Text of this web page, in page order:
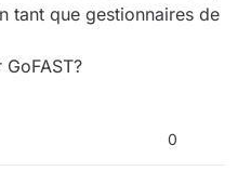
tant que gestionnaires de
0